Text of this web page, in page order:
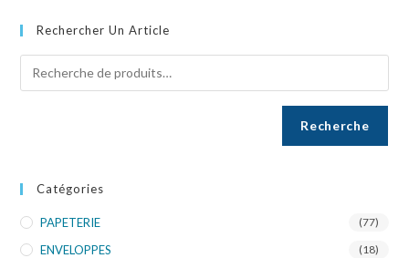
Rechercher Un Article
Recherche
Catégories
PAPETERIE (77)
ENVELOPPES (18)